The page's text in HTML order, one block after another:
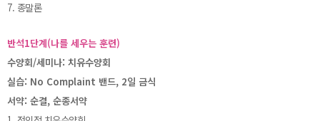
7. 종말론
반석1단계(나를 세우는 훈련)
수양회/세미나: 치유수양회
실습: No Complaint 밴드, 2일 금식
서약: 순결, 순종서약